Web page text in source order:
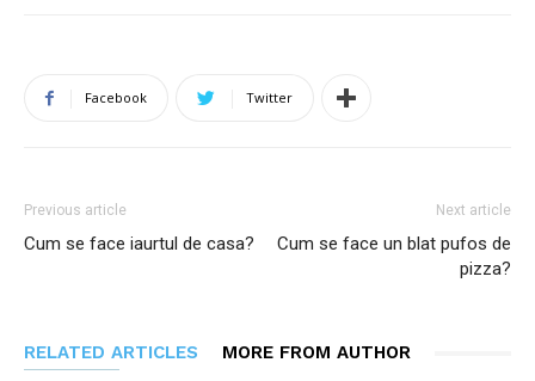
Facebook Twitter
Previous article
Cum se face iaurtul de casa?
Next article
Cum se face un blat pufos de
pizza?
RELATED ARTICLES MORE FROM AUTHOR